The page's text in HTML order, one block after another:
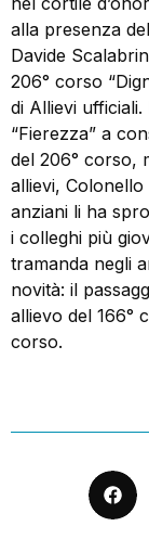
alla presenza
Davide
206° corso
di Allievi ufficiali.
“Fierezza” a
del 206° corso,
allievi,
anziani li ha
i colleghi più
tramanda negli
novità: il
allievo del 166°
corso.